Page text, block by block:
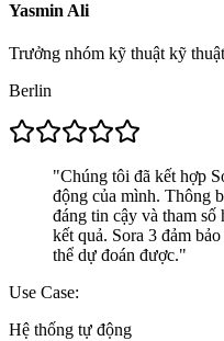
Yasmin Ali
Trưởng nhóm kỹ thuật kỹ thuật
Berlin
"Chúng tôi đã kết hợp
động của mình. Thông
đáng tin cậy và tham số
kết quả. Sora 3 đảm
thể dự đoán được."
Use Case:
Hệ thống tự động